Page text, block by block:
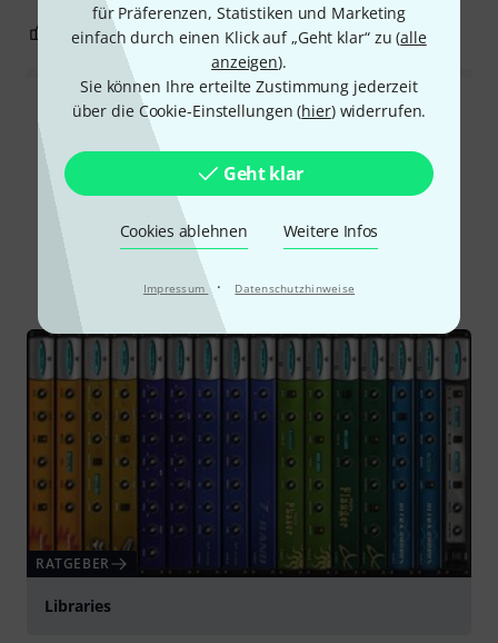
für Präferenzen, Statistiken und Marketing
einfach durch einen Klick auf „Geht klar“ zu (alle
anzeigen).
Sie können Ihre erteilte Zustimmung jederzeit
über die Cookie-Einstellungen (hier) widerrufen.
Geht klar
Cookies ablehnen Weitere Infos
Impressum · Datenschutzhinweise
0 BEWERTUNG MELDEN
Alle Bewertungen lesen
Schon gewusst?
Alle
RATGEBER
Libraries